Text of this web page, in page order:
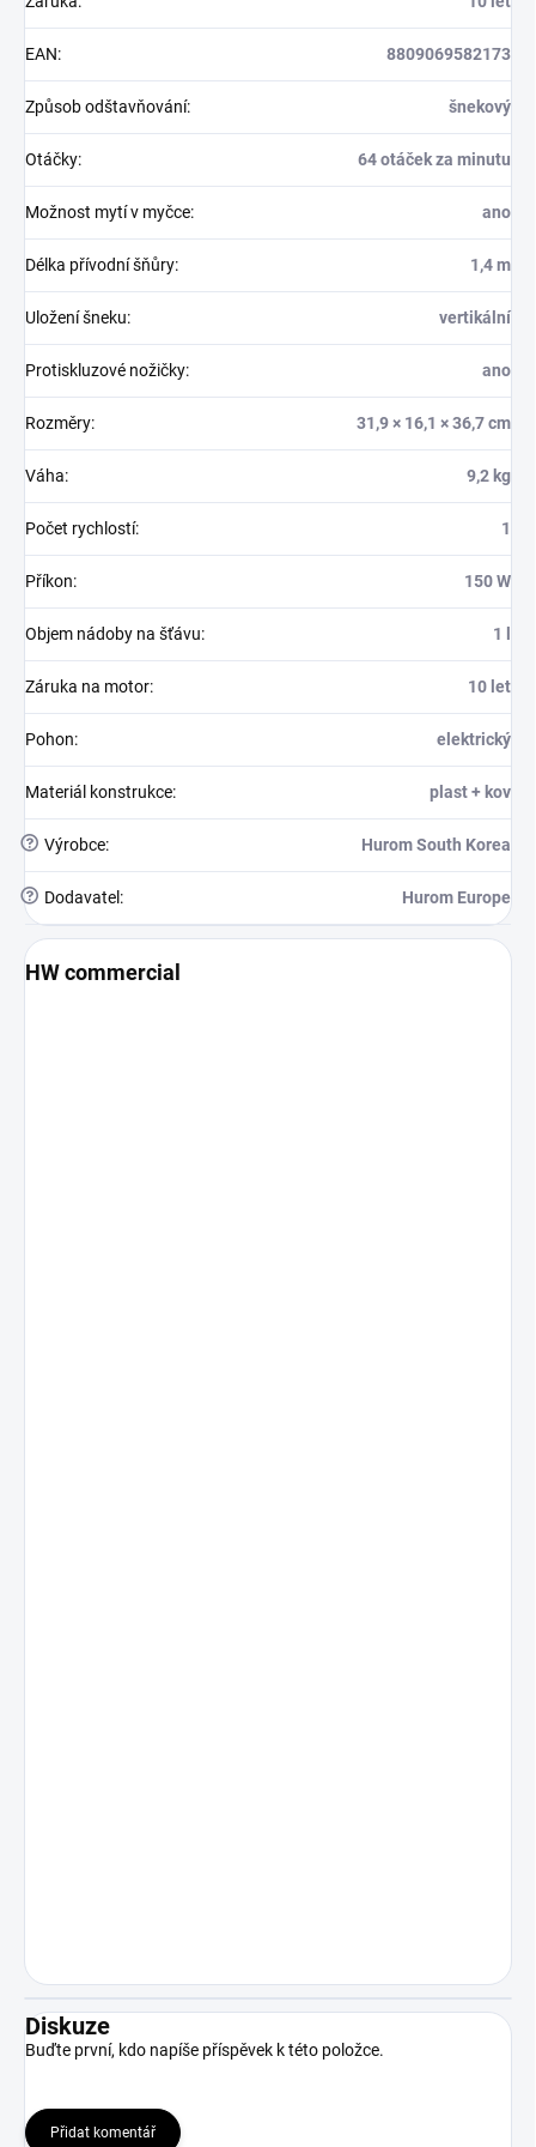
EAN: 8809069582173
Způsob odštavňování: šnekový
Otáčky: 64 otáček za minutu
Možnost mytí v myčce: ano
Délka přívodní šňůry: 1,4 m
Uložení šneku: vertikální
Protiskluzové nožičky: ano
Rozměry: 31,9 × 16,1 × 36,7 cm
Váha: 9,2 kg
Počet rychlostí: 1
Příkon: 150 W
Objem nádoby na šťávu: 1 l
Záruka na motor: 10 let
Pohon: elektrický
Materiál konstrukce: plast + kov
? Výrobce: Hurom South Korea
? Dodavatel : Hurom Europe
HW commercial
Diskuze
Buďte první, kdo napíše příspěvek k této položce.
Přidat komentář